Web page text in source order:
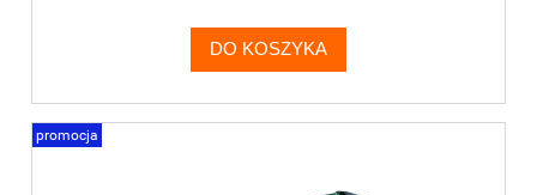
DO KOSZYKA
promocja